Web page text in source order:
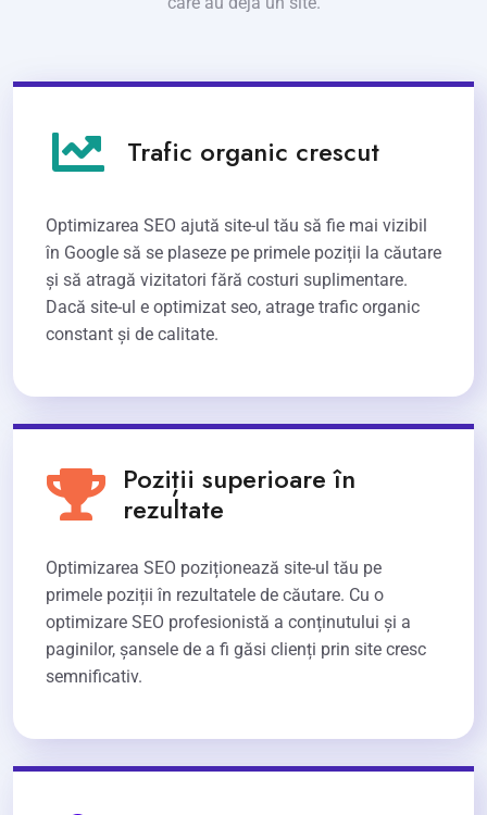
Trafic organic crescut
Optimizarea SEO ajută site-ul tău să fie mai vizibil
în Google să se plaseze pe primele poziții la căutare
și să atragă vizitatori fără costuri suplimentare.
Dacă site-ul e optimizat seo, atrage trafic organic
constant și de calitate.
Poziții superioare în
rezultate
Optimizarea SEO poziționează site-ul tău pe
primele poziții în rezultatele de căutare. Cu o
optimizare SEO profesionistă a conținutului și a
paginilor, șansele de a fi găsi clienți prin site cresc
semnificativ.